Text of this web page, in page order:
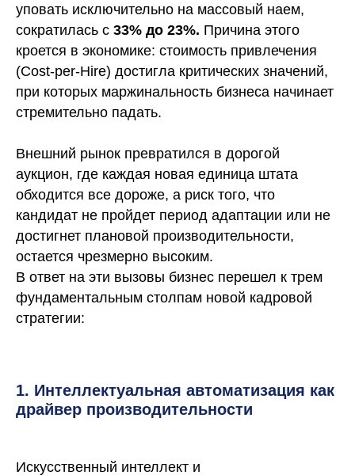
уповать исключительно на массовый наем,
сократилась с 33% до 23%. Причина этого
кроется в экономике: стоимость привлечения
(Cost-per-Hire) достигла критических значений,
при которых маржинальность бизнеса начинает
стремительно падать.
Внешний рынок превратился в дорогой
аукцион, где каждая новая единица штата
обходится все дороже, а риск того, что
кандидат не пройдет период адаптации или не
достигнет плановой производительности,
остается чрезмерно высоким.
В ответ на эти вызовы бизнес перешел к трем
фундаментальным столпам новой кадровой
стратегии:
1. Интеллектуальная автоматизация как
драйвер производительности
Искусственный интеллект и